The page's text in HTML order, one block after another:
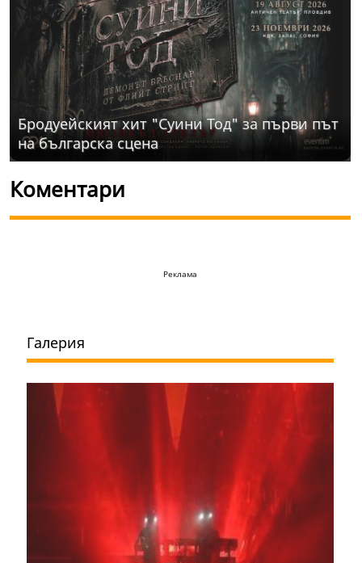
Бродуейският хит "Суини Тод" за първи път
на българска сцена
Коментари
Реклама
Галерия